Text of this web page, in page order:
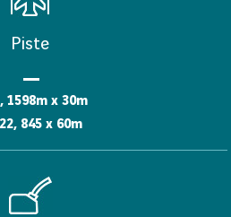
Piste
1598m x 30m
845 x 60m